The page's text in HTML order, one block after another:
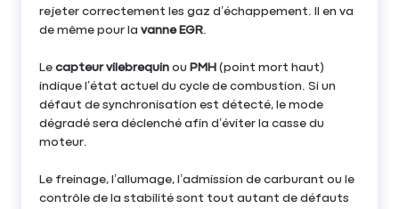
rejeter correctement les gaz d’échappement. Il en va
de même pour la vanne EGR.
Le capteur vilebrequin ou PMH (point mort haut)
indique l’état actuel du cycle de combustion. Si un
défaut de synchronisation est détecté, le mode
dégradé sera déclenché afin d’éviter la casse du
moteur.
Le freinage, l’allumage, l’admission de carburant ou le
contrôle de la stabilité sont tout autant de défauts